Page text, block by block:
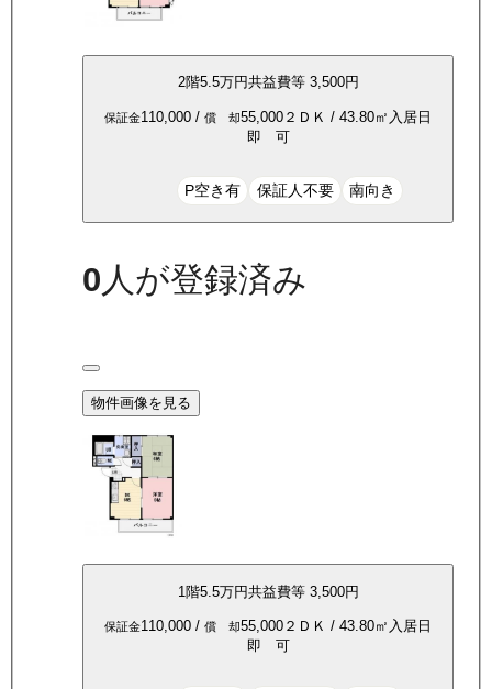
2階5.5万円共益費等 3,500円
保証金110,000 / 償 却55,000 ２ＤＫ / 43.80㎡ 入居日
即 可
P空き有 保証人不要 南向き
0人が登録済み
物件画像を見る
1階5.5万円共益費等 3,500円
保証金110,000 / 償 却55,000 ２ＤＫ / 43.80㎡ 入居日
即 可